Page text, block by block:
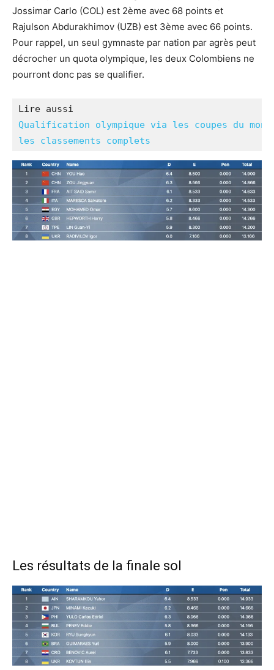
Jossimar Carlo (COL) est 2ème avec 68 points et
Rajulson Abdurakhimov (UZB) est 3ème avec 66 points.
Pour rappel, un seul gymnaste par nation par agrès peut
décrocher un quota olympique, les deux Colombiens ne
pourront donc pas se qualifier.
Qualification olympique via les coupes du
les classements complets
Les résultats de la finale sol